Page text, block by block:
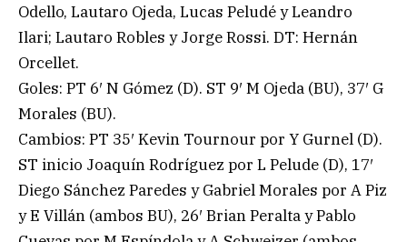
Odello, Lautaro Ojeda, Lucas Peludé y Leandro
Ilari; Lautaro Robles y Jorge Rossi. DT: Hernán
Orcellet.
Goles: PT 6′ N Gómez (D). ST 9′ M Ojeda (BU), 37′ G
Morales (BU).
Cambios: PT 35′ Kevin Tournour por Y Gurnel (D).
ST inicio Joaquín Rodríguez por L Pelude (D), 17′
Diego Sánchez Paredes y Gabriel Morales por A Piz
y E Villán (ambos BU), 26′ Brian Peralta y Pablo